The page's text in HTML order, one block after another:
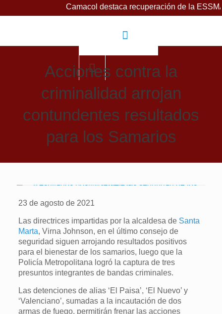
Camacol destaca recuperación de la ESSMAR,
Acciones contra la
criminalidad arrojan
contundentes resultados
para los Samarios
23 de agosto de 2021
Las directrices impartidas por la alcaldesa de Santa
Marta, Virna Johnson, en el último consejo de
seguridad siguen arrojando resultados positivos
para el bienestar de los samarios, luego que la
Policía Metropolitana logró la captura de tres
presuntos integrantes de bandas criminales.
Las detenciones de alias ‘El Paisa’, ‘El Nuevo’ y
‘Valenciano’, sumadas a la incautación de dos
armas de fuego, permitirán frenar las acciones